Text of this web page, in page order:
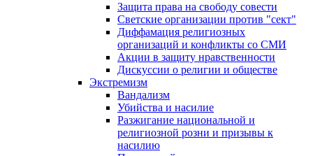
Защита права на свободу совести
Светские организации против "сект"
Диффамация религиозных
организаций и конфликты со СМИ
Акции в защиту нравственности
Дискуссии о религии и обществе
Экстремизм
Вандализм
Убийства и насилие
Разжигание национальной и
религиозной розни и призывы к
насилию